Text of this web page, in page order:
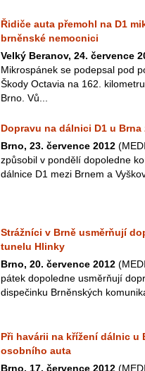
Řidiče auta přemohl na D1
brněnské nemocnici
Velký Beranov, 24. července
Mikrospánek se podepsal pod
Škody Octavia na 162.
Brno. Vů...
Dopravu na dálnici D1 u
Brno, 23. července 2012
způsobil v pondělí dopoledne
dálnice D1 mezi Brnem a
Strážníci v Brně usměrňují
tunelu Hlinky
Brno, 20. července 2012
pátek dopoledne usměrňují
dispečinku Brněnských
Při havárii na křížení dálnic u
osobního auta
Brno, 17. července 2012